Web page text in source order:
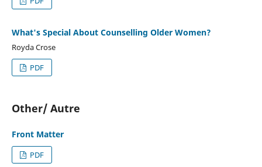
What's Special About Counselling Older Women?
Royda Crose
PDF
Other/ Autre
Front Matter
PDF